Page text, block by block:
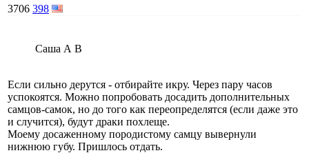
3706 398
Саша А В
Если сильно дерутся - отбирайте икру. Через пару часов
успокоятся. Можно попробовать досадить дополнительных
самцов-самок, но до того как переопределятся (если даже это
и случится), будут драки похлеще.
Моему досаженному породистому самцу вывернули
нижнюю губу. Пришлось отдать.